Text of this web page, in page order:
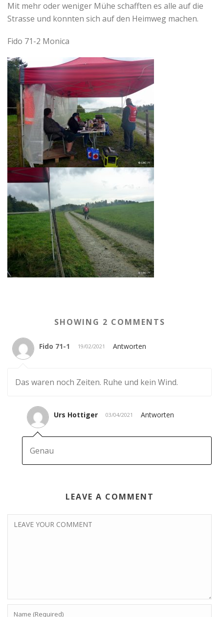
Mit mehr oder weniger Mühe schafften es alle auf die
Strasse und konnten sich auf den Heimweg machen.
Fido 71-2 Monica
SHOWING 2 COMMENTS
Fido 71-1 19/02/2021 Antworten
Das waren noch Zeiten. Ruhe und kein Wind.
Urs Hottiger 03/04/2021 Antworten
Genau
LEAVE A COMMENT